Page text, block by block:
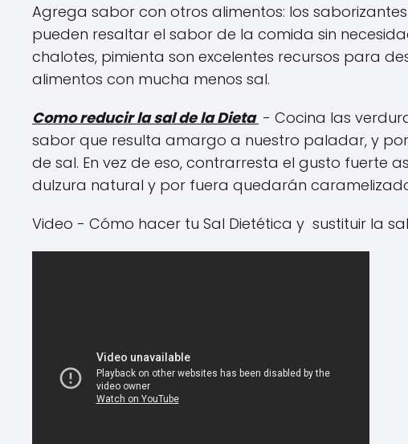
Agrega sabor con otros alimentos: los
pueden resaltar el sabor de la comida sin
chalotes, pimienta son excelentes recursos para
alimentos con mucha menos sal.
Como reducir la sal de la Dieta - Cocina las
sabor que resulta amargo a nuestro paladar, y
de sal. En vez de eso, contrarresta el gusto fuerte
dulzura natural y por fuera quedarán
Video - Cómo hacer tu Sal Dietética y sustituir la